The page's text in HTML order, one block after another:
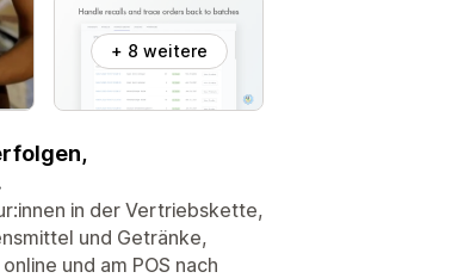
+ 8 weitere
in der Vertriebskette,
und Getränke,
und am POS nach